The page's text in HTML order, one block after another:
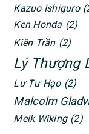
Kazuo Ishiguro
Ken Honda (2)
Kiên Trần (2)
Lý Thượng
Lư Tư Hạo (2)
Malcolm
Meik Wiking (2)